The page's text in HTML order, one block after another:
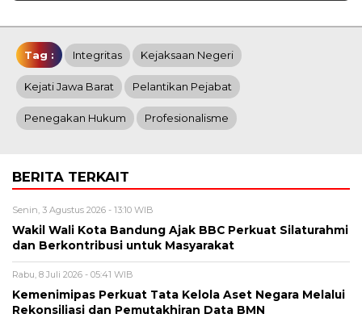
Tag : Integritas Kejaksaan Negeri
Kejati Jawa Barat Pelantikan Pejabat
Penegakan Hukum Profesionalisme
BERITA TERKAIT
Senin, 3 Agustus 2026 - 13:10 WIB
Wakil Wali Kota Bandung Ajak BBC Perkuat Silaturahmi
dan Berkontribusi untuk Masyarakat
Rabu, 8 Juli 2026 - 05:41 WIB
Kemenimipas Perkuat Tata Kelola Aset Negara Melalui
Rekonsiliasi dan Pemutakhiran Data BMN